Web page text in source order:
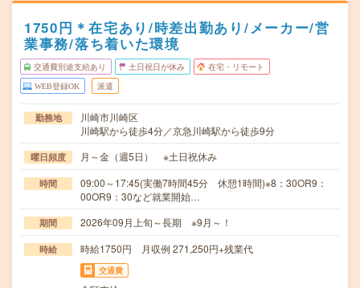
1750円＊在宅あり/時差出勤あり/メーカー/営
業事務/落ち着いた環境
交通費別途支給あり 土日祝日が休み 在宅・リモート
WEB登録OK 派遣
勤務地
川崎市川崎区
川崎駅から徒歩4分／京急川崎駅から徒歩9分
曜日頻度 月～金（週5日） ※土日祝休み
時間
09:00～17:45(実働7時間45分 休憩1時間)※8：30OR9：
00OR9：30など就業開始…
期間 2026年09月上旬～長期 ※9月～！
時給 時給1750円 月収例 271,250円+残業代
交通費